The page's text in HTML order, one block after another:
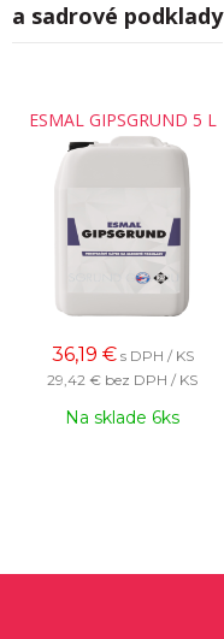
sadrové podklady
ESMAL GIPSGRUND 5 L
36,19 € s DPH / KS
29,42 € bez DPH / KS
Na sklade 6ks